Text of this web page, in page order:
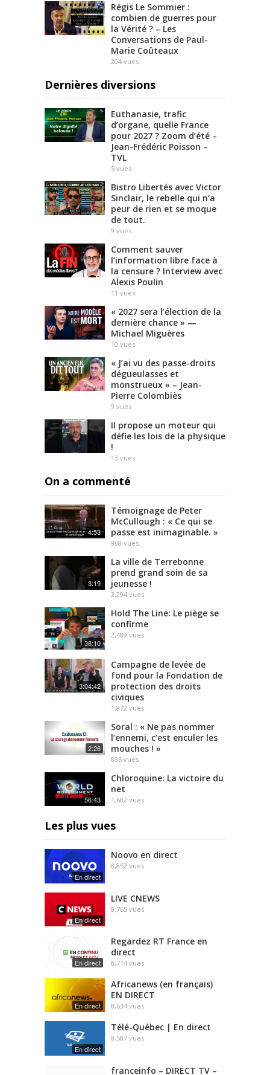
Régis Le Sommier :
combien de guerres pour
la Vérité ? – Les
Conversations de Paul-
Marie Coûteaux
204 vues
Dernières diversions
Euthanasie, trafic
d’organe, quelle France
pour 2027 ? Zoom d’été –
Jean-Frédéric Poisson –
TVL
5 vues
Bistro Libertés avec Victor
Sinclair, le rebelle qui n’a
peur de rien et se moque
de tout.
9 vues
Comment sauver
l’information libre face à
la censure ? Interview avec
Alexis Poulin
11 vues
« 2027 sera l’élection de la
dernière chance » —
Michael Miguères
10 vues
« J’ai vu des passe-droits
dégueulasses et
monstrueux » – Jean-
Pierre Colombiès
9 vues
Il propose un moteur qui
défie les lois de la physique
!
13 vues
On a commenté
4:53
Témoignage de Peter
McCullough : « Ce qui se
passe est inimaginable. »
968 vues
3:19
La ville de Terrebonne
prend grand soin de sa
jeunesse !
2,294 vues
38:10
Hold The Line: Le piège se
confirme
2,489 vues
3:04:42
Campagne de levée de
fond pour la Fondation de
protection des droits
civiques
1,872 vues
2:26
Soral : « Ne pas nommer
l’ennemi, c’est enculer les
mouches ! »
836 vues
56:43
Chloroquine: La victoire du
net
1,602 vues
Les plus vues
En direct
Noovo en direct
8,852 vues
En direct
LIVE CNEWS
8,765 vues
En direct
Regardez RT France en
direct
8,714 vues
En direct
Africanews (en français)
EN DIRECT
8,634 vues
En direct
Télé-Québec | En direct
8,587 vues
franceinfo – DIRECT TV –